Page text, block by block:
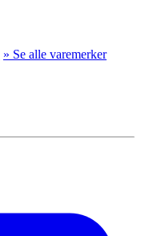
» Se alle varemerker